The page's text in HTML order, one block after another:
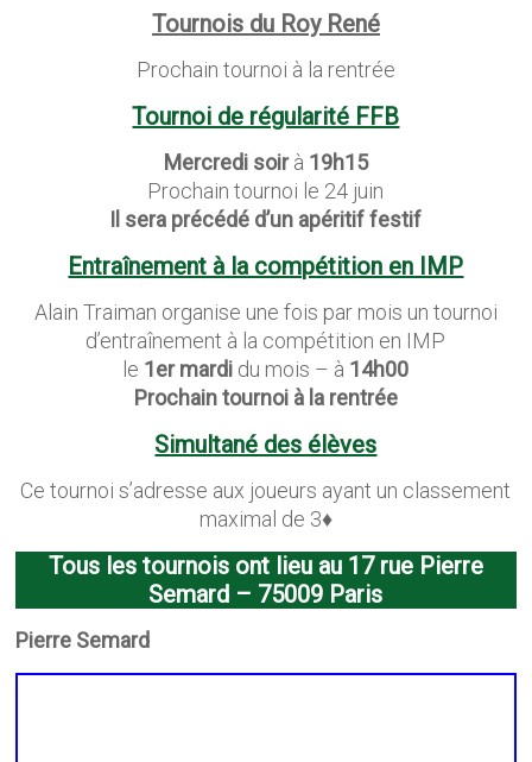
Tournois du Roy René
Prochain tournoi à la rentrée
Tournoi de régularité FFB
Mercredi soirà 19h15
Prochain tournoi le 24 juin
Il sera précédé d’un apéritif festif
Entraînement à la compétition en IMP
Alain Traiman organise une fois par mois un tournoi
d’entraînement à la compétition en IMP
le 1er mardi du mois – à 14h00
Prochain tournoi à la rentrée
Simultané des élèves
Ce tournoi s’adresse aux joueurs ayant un classement
maximal de 3♦
Tous les tournois ont lieu au 17 rue Pierre
Semard – 75009 Paris
Pierre Semard